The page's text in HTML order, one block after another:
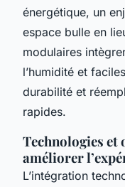
énergétique, un
espace bulle en
modulaires
l’humidité et
durabilité et
rapides.
Technologies
améliorer
L’intégration